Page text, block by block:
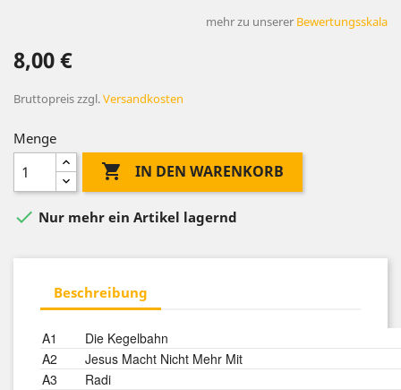
mehr zu unserer Bewertungsskala
8,00 €
Bruttopreiszzgl.Versandkosten
Menge
 IN DEN WARENKORB
 Nur mehr ein Artikel lagernd
Beschreibung
PositionTitle/Credits
A1
Die Kegelbahn
A2
Jesus Macht Nicht Mehr Mit
A3
Radi